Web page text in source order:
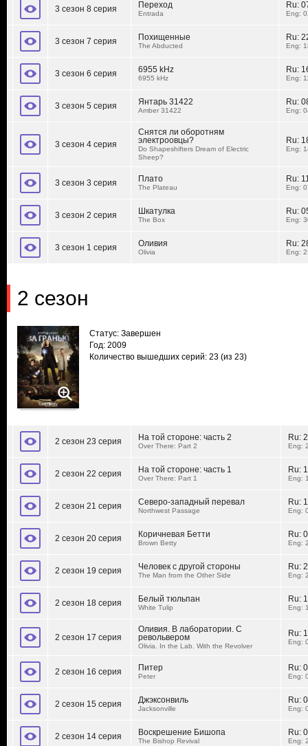
3 сезон 8 серия Переход
Entrada
Ru:
Eng:
3 сезон 7 серия Похищенные
The Abducted
Ru:
Eng:
3 сезон 6 серия 6955 kHz
6955 kHz
Ru:
Eng:
3 сезон 5 серия Янтарь 31422
Amber 31422
Ru:
Eng:
3 сезон 4 серия
Снятся ли оборотням
электроовцы?
Do Shapeshifters Dream of Electric
Sheep?
Ru:
Eng:
3 сезон 3 серия Плато
The Plateau
Ru:
Eng:
3 сезон 2 серия Шкатулка
The Box
Ru:
Eng:
3 сезон 1 серия Оливия
Olivia
Ru:
Eng:
2 сезон
Статус: Завершен
Год: 2009
Количество вышедших серий: 23 (из 23)
2 сезон 23 серия На той стороне: часть 2
Over There: Part 2
Ru:
Eng:
2 сезон 22 серия На той стороне: часть 1
Over There: Part 1
Ru:
Eng:
2 сезон 21 серия Северо-западный перевал
Northwest Passage
Ru:
Eng:
2 сезон 20 серия Коричневая Бетти
Brown Betty
Ru:
Eng:
2 сезон 19 серия Человек с другой стороны
The Man from the Other Side
Ru:
Eng:
2 сезон 18 серия Белый тюльпан
White Tulip
Ru:
Eng:
2 сезон 17 серия
Оливия. В лаборатории. С
револьвером
Olivia. In the Lab. With the Revolver
Ru:
Eng:
2 сезон 16 серия Питер
Peter
Ru:
Eng:
2 сезон 15 серия Джэксонвиль
Jacksonville
Ru:
Eng:
2 сезон 14 серия Воскрешение Бишопа
The Bishop Revival
Ru:
Eng: